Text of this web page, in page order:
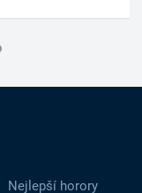
Nejlepší horory